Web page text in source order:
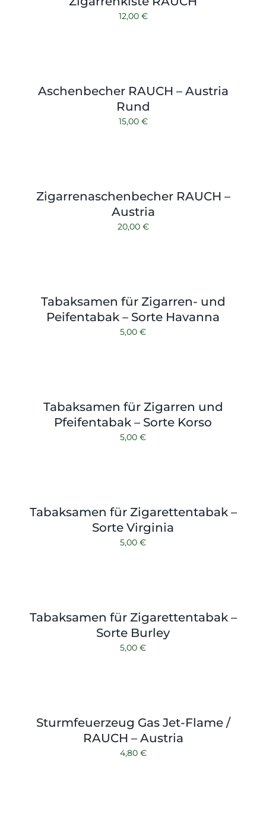
Kontakt
12,00 €
Aschenbecher RAUCH – Austria
Rund
15,00 €
Zigarrenaschenbecher RAUCH –
Austria
20,00 €
Tabaksamen für Zigarren- und
Peifentabak – Sorte Havanna
5,00 €
Tabaksamen für Zigarren und
Pfeifentabak – Sorte Korso
5,00 €
Tabaksamen für Zigarettentabak –
Sorte Virginia
5,00 €
Tabaksamen für Zigarettentabak –
Sorte Burley
5,00 €
Sturmfeuerzeug Gas Jet-Flame /
RAUCH – Austria
4,80 €